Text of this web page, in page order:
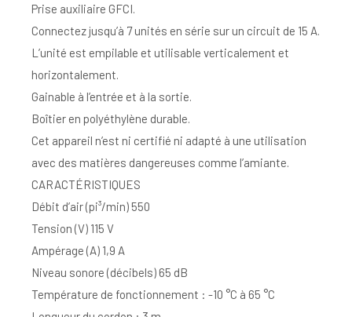
Prise auxiliaire GFCI.
Connectez jusqu’à 7 unités en série sur un circuit de 15 A.
L’unité est empilable et utilisable verticalement et
horizontalement.
Gainable à l’entrée et à la sortie.
Boîtier en polyéthylène durable.
Cet appareil n’est ni certifié ni adapté à une utilisation
avec des matières dangereuses comme l’amiante.
CARACTÉRISTIQUES
Débit d’air (pi³/min) 550
Tension (V) 115 V
Ampérage (A) 1,9 A
Niveau sonore (décibels) 65 dB
Température de fonctionnement : -10 °C à 65 °C